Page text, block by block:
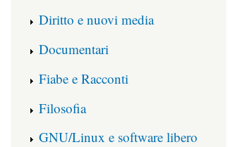
Diritto e nuovi media
Documentari
Fiabe e Racconti
Filosofia
GNU/Linux e software libero